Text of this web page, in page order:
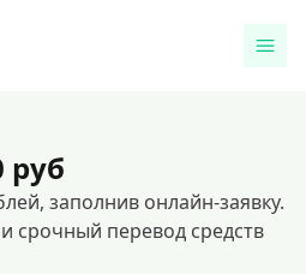
руб
заполнив онлайн-заявку.
срочный перевод средств